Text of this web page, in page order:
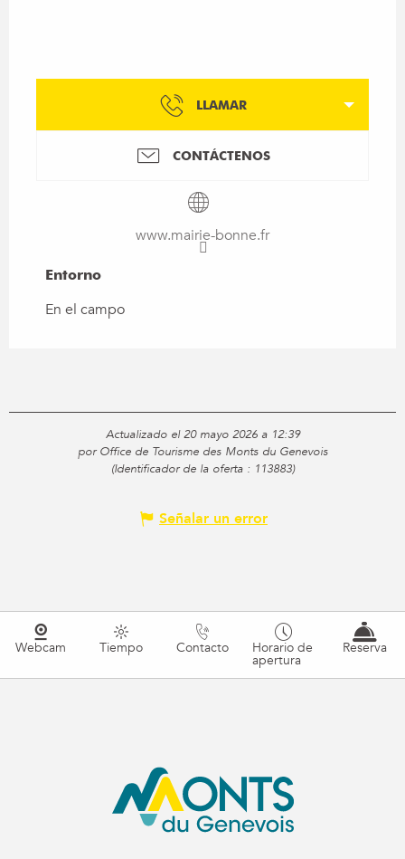
LLAMAR
CONTÁCTENOS
www.mairie-bonne.fr
Entorno
Entorno
En el campo
Actualizado el 20 mayo 2026 a 12:39
por Office de Tourisme des Monts du Genevois
(Identificador de la oferta : 113883)
Señalar un error
Webcam Tiempo Contacto Horario de
apertura
Reserva